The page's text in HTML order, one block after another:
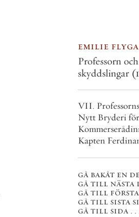
emilie
Professorn
skyddslingar
VII.
Nytt Bryderi för
Kapten
gå bakåt en
gå till nästa
gå till första
gå till sista
gå till sida . .